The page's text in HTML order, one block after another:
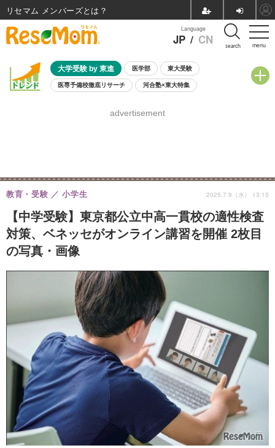
menu
Language
JP / CN search
大学受験 by 東進 医学部 東大受験
医専予備校徹底リサーチ 河合塾×東大特集
8月開催学校説明会・相談会
advertisement
【中学受験】東京都公立中高一貫校の適性検査
対策、ベネッセがオンライン講習を開催 2枚目
の写真・画像
教育・受験 小学生 2025.7.9（水） 13:15
リセマム メンバーズ